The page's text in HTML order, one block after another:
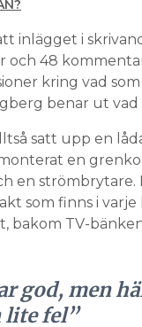
inlägget i
och 48
kring vad
benar ut vad
satt upp en
en
en strömbrytare.
som finns i varje
bakom TV-
god, men
lite fel”